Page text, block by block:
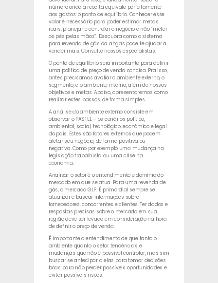
número onde a receita equivale perfeitamente
aos gastos: o ponto de equilíbrio. Conhecer esse
valor é necessário para poder estimar metas
reais, planejar e controlar o negócio e não “meter
os pés pelas mãos”. Descubra como o sistema
para revenda de gás da ahgas pode te ajudar a
vender mais. Consulte nossos especialistas.
O ponto de equilíbrio será importante para definir
uma política de preço de venda concisa. Pra isso,
antes precisamos avaliar o ambiente externo, o
segmento, e o ambiente interno, além de nossos
objetivos e metas. Abaixo, apresentaremos como
realizar estes passos, de forma simples.
A análise do ambiente externo consiste em
observar o PASTEL – os cenários político,
ambiental, social, tecnológico, econômico e legal
do país. Estes são fatores externos que podem
afetar seu negócio, de forma positiva ou
negativa. Como por exemplo uma mudança na
legislação trabalhista ou uma crise na
economia.
Analisar o setor é o entendimento e domínio do
mercado em que se atua. Para uma revenda de
gás, o mercado GLP. É primordial sempre se
atualizar e buscar informações sobre
fornecedores, concorrentes e clientes. Ter dados e
respostas precisas sobre o mercado em sua
região deve ser levado em consideração na hora
de definir o preço de venda.
É importante o entendimento de que tanto o
ambiente quanto o setor tendências e
mudanças que não é possível controlar, mas sim
buscar se antecipar a elas para tomar decisões
boas para não perder possíveis oportunidades e
evitar possíveis riscos.